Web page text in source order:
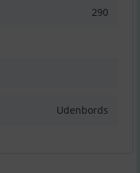
290
Udenbords